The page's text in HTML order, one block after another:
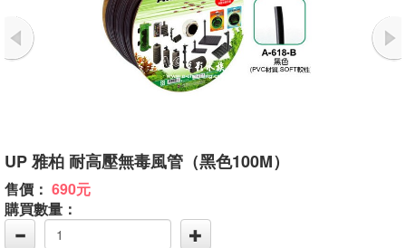
UP 雅柏 耐高壓無毒風管（黑色100M）
售價： 690元
購買數量：